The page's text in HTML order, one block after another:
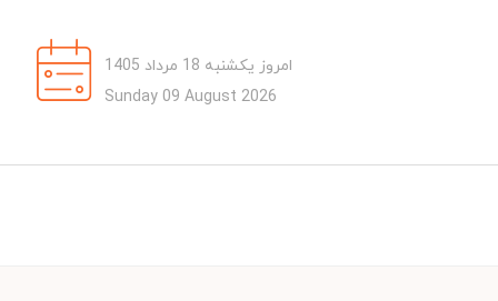
امروز یکشنبه 18 مرداد 1405
Sunday 09 August 2026